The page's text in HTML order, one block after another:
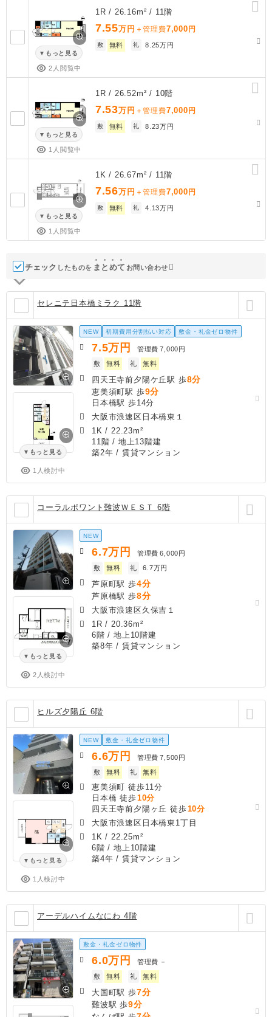
もっと見る
2人閲覧中
1R / 26.16m² / 11階
7.55万円 ＋管理費7,000 円
敷 無料 礼 8.25万円
もっと見る
1人閲覧中
1R / 26.52m² / 10階
7.53万円 ＋管理費7,000 円
敷 無料 礼 8.23万円
もっと見る
1人閲覧中
1K / 26.67m² / 11階
7.56万円 ＋管理費7,000 円
敷 無料 礼 4.13万円
チェック したものを ま と めて お問い合わせ
セレニテ日本橋ミラク 11階
もっと見る
1人検討中
NEW 初期費用分割払い対応 敷金・礼金ゼロ物件
7.5万円 管理費 7,000円
敷
無料 礼 無料
四天王寺前夕陽ケ丘駅 歩8分
恵美須町駅 歩9分
日本橋駅 歩14分
大阪市浪速区日本橋東１
1K / 22.23m²
11階 / 地上13階建
築2年 / 賃貸マンション
コーラルポワント難波ＷＥＳＴ 6階
もっと見る
2人検討中
NEW
6.7万円 管理費 6,000円
敷
無料 礼 6.7万円
芦原町駅 歩4分
芦原橋駅 歩8分
大阪市浪速区久保吉１
1R / 20.36m²
6階 / 地上10階建
築8年 / 賃貸マンション
ヒルズ夕陽丘 6階
もっと見る
1人検討中
NEW 敷金・礼金ゼロ物件
6.6万円 管理費 7,500円
敷
無料 礼 無料
恵美須町 徒歩11分
日本橋 徒歩10分
四天王寺前夕陽ヶ丘 徒歩10分
大阪市浪速区日本橋東1丁目
1K / 22.25m²
6階 / 地上10階建
築4年 / 賃貸マンション
アーデルハイムなにわ 4階
敷金・礼金ゼロ物件
6.0万円 管理費 －
敷
無料 礼 無料
大国町駅 歩7分
難波駅 歩9分